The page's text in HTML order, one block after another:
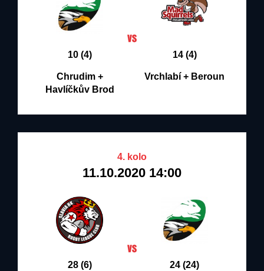
10 (4)
Chrudim +
Havlíčkův Brod
14 (4)
Vrchlabí + Beroun
4. kolo
11.10.2020 14:00
28 (6) 24 (24)